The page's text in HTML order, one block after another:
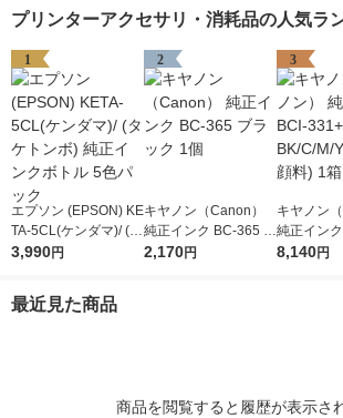
プリンターアクセサリ・消耗品の人気ラ
1
エプソン (EPSON) KE
TA-5CL(ケンダマ)/ (タ
ケトンボ) 純正インク
3,990円
2
キヤノン（Canon）
純正インク BC-365 ブ
ラック 1個
2,170円
3
キヤノン
純正イン
330/6MP
8,140円
最近見た商品
商品を閲覧すると履歴が表示さ